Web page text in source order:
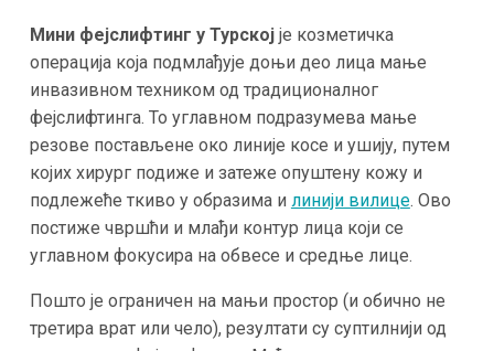
Мини фејслифтинг у Турскојје козметичка
операција која подмлађује доњи део лица мање
инвазивном техником од традиционалног
фејслифтинга. То углавном подразумева мање
резове постављене око линије косе и ушију, путем
којих хирург подиже и затеже опуштену кожу и
подлежеће ткиво у образима и линији вилице​. Ово
постиже чвршћи и млађи контур лица који се
углавном фокусира на обвесе и средње лице.
Пошто је ограничен на мањи простор (и обично не
третира врат или чело), резултати су суптилнији од